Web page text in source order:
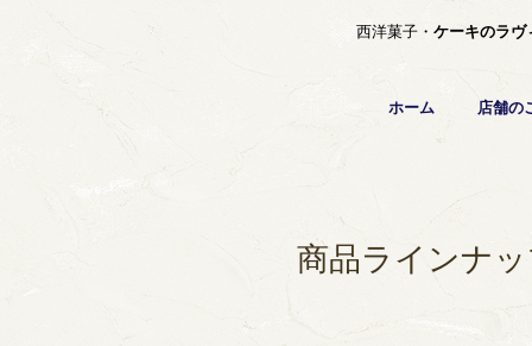
西洋菓子・ ケーキのラヴ
ホーム 店舗の
商品ラインナ